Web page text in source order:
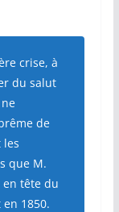
crise, à
du salut
de
les
que M.
en tête du
en 1850.